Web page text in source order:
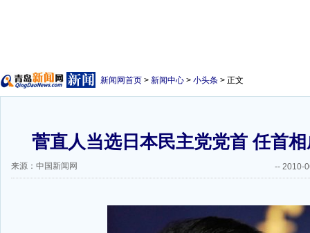
新闻网首页 > 新闻中心 > 小头条 > 正文
菅直人当选日本民主党党首 任首
来源：中国新闻网 -- 2010-